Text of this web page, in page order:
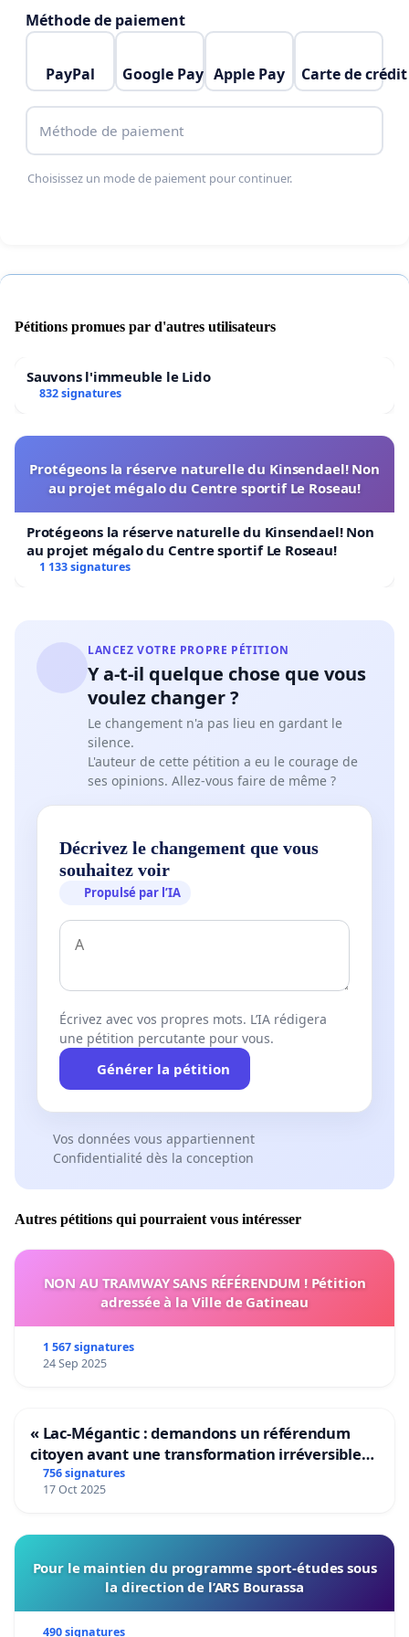
Méthode de paiement
PayPal Google Pay Apple Pay Carte de crédit
Méthode de paiement
Choisissez un mode de paiement pour continuer.
Pétitions promues par d'autres utilisateurs
Sauvons l'immeuble le Lido
832 signatures
Protégeons la réserve naturelle du Kinsendael! Non
au projet mégalo du Centre sportif Le Roseau!
Protégeons la réserve naturelle du Kinsendael! Non
au projet mégalo du Centre sportif Le Roseau!
1 133 signatures
LANCEZ VOTRE PROPRE PÉTITION
Y a-t-il quelque chose que vous
voulez changer ?
Le changement n'a pas lieu en gardant le
silence.
L'auteur de cette pétition a eu le courage de
ses opinions. Allez-vous faire de même ?
Décrivez le changement que vous
souhaitez voir
Propulsé par l’IA
Écrivez avec vos propres mots. L’IA rédigera
une pétition percutante pour vous.
Générer la pétition
Vos données vous appartiennent
Confidentialité dès la conception
Autres pétitions qui pourraient vous intéresser
NON AU TRAMWAY SANS RÉFÉRENDUM ! Pétition
adressée à la Ville de Gatineau
1 567 signatures
24 Sep 2025
« Lac-Mégantic : demandons un référendum
citoyen avant une transformation irréversible
de notre territoire »
756 signatures
17 Oct 2025
Pour le maintien du programme sport-études sous
la direction de l’ARS Bourassa
490 signatures